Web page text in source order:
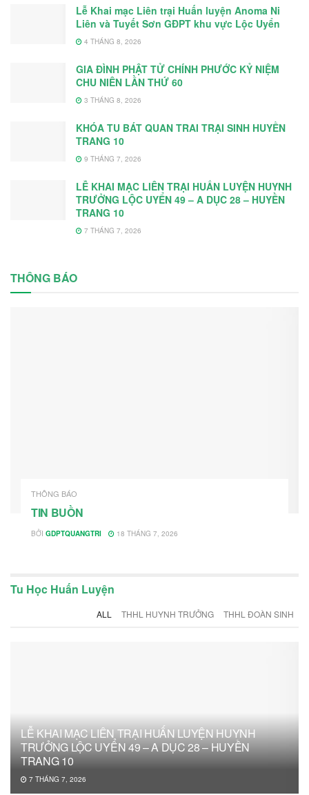
Lễ Khai mạc Liên trại Huấn luyện Anoma Ni
Liên và Tuyết Sơn GĐPT khu vực Lộc Uyển
4 THÁNG 8, 2026
GIA ĐÌNH PHẬT TỬ CHÍNH PHƯỚC KỶ NIỆM
CHU NIÊN LẦN THỨ 60
3 THÁNG 8, 2026
KHÓA TU BÁT QUAN TRAI TRẠI SINH HUYỀN
TRANG 10
9 THÁNG 7, 2026
LỄ KHAI MẠC LIÊN TRẠI HUẤN LUYỆN HUYNH
TRƯỞNG LỘC UYỂN 49 – A DỤC 28 – HUYỀN
TRANG 10
7 THÁNG 7, 2026
THÔNG BÁO
THÔNG BÁO
TIN BUỒN
BỞI GDPTQUANGTRI 18 THÁNG 7, 2026
Tu Học Huấn Luyện
ALL THHL HUYNH TRƯỞNG THHL ĐOÀN SINH
LỄ KHAI MẠC LIÊN TRẠI HUẤN LUYỆN HUYNH
TRƯỞNG LỘC UYỂN 49 – A DỤC 28 – HUYỀN
TRANG 10
7 THÁNG 7, 2026